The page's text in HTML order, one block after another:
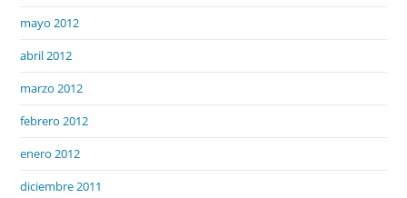
mayo 2012
abril 2012
marzo 2012
febrero 2012
enero 2012
diciembre 2011